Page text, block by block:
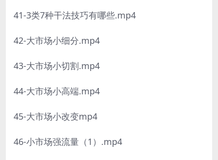
41-3类7种干法技巧有哪些.mp4
42-大市场小细分.mp4
43-大市场小切割.mp4
44-大市场小高端.mp4
45-大市场小改变mp4
46-小市场强流量（1）.mp4